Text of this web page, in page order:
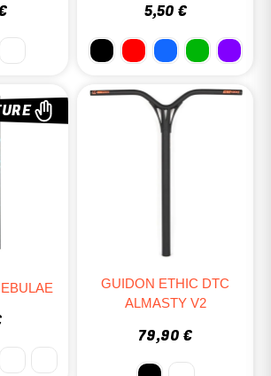
5,50 €
GUIDON ETHIC DTC
ALMASTY V2
79,90 €